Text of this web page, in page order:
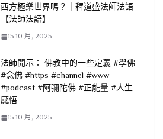
西方極樂世界嗎？｜釋道盛法師法語
【法師法語】
15 10 月, 2025
法師開示： 佛教中的一些定義 #學佛
#念佛 #https #channel #www
#podcast #阿彌陀佛 #正能量 #人生
感悟
15 10 月, 2025